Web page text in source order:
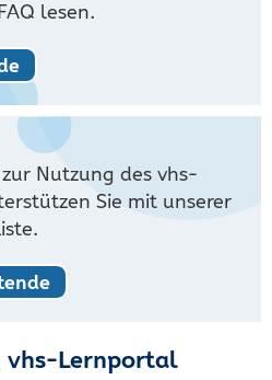
lesen.
Nutzung des vhs-
Sie mit unserer
vhs-Lernportal